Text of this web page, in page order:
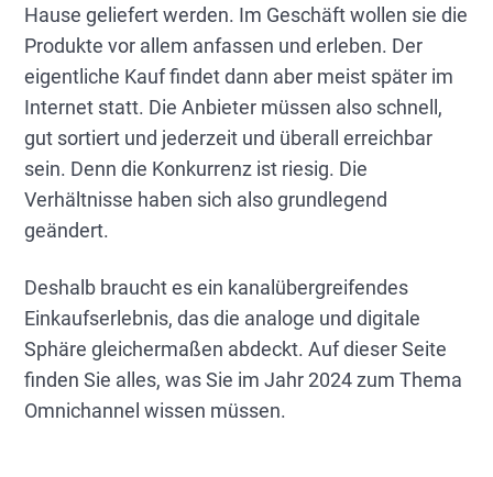
Hause geliefert werden. Im Geschäft wollen sie die
Produkte vor allem anfassen und erleben. Der
eigentliche Kauf findet dann aber meist später im
Internet statt. Die Anbieter müssen also schnell,
gut sortiert und jederzeit und überall erreichbar
sein. Denn die Konkurrenz ist riesig. Die
Verhältnisse haben sich also grundlegend
geändert.
Deshalb braucht es ein kanalübergreifendes
Einkaufserlebnis, das die analoge und digitale
Sphäre gleichermaßen abdeckt. Auf dieser Seite
finden Sie alles, was Sie im Jahr 2024 zum Thema
Omnichannel wissen müssen.